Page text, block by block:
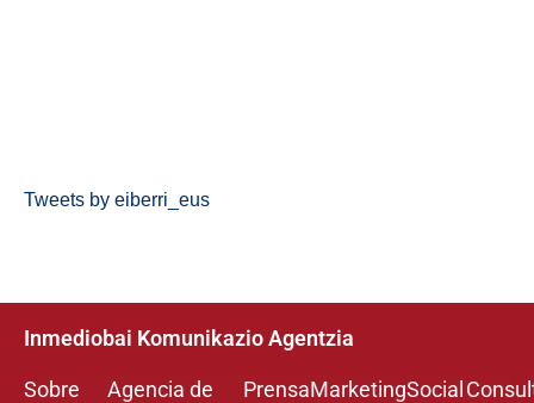
Tweets by eiberri_eus
Inmediobai Komunikazio Agentzia
Sobre
Agencia de
PrensaMarketingSocial